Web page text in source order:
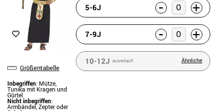
Größentabelle
Inbegriffen: Mütze,
Tunika mit Kragen und
Gürtel
Nicht inbegriffen:
Armbänder, Zepter oder
5-6J - +
7-9J - +
10-12J ausverkauft Ähnliche